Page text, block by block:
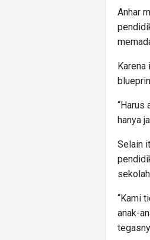
Anhar
“Harus
hanya
Selain
“Kami
anak-